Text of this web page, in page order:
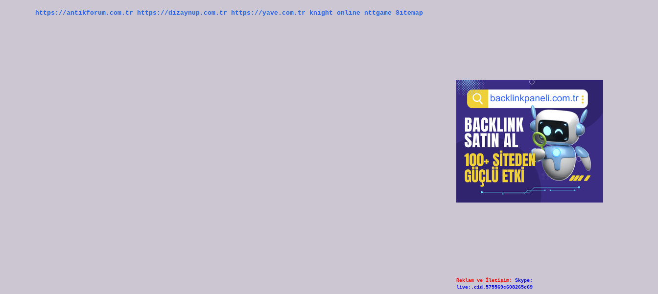
https://antikforum.com.tr https://dizaynup.com.tr https://yave.com.tr knight online nttgame Sitemap
Reklam ve İletişim:
Skype:
live:.cid.575569c608265c69